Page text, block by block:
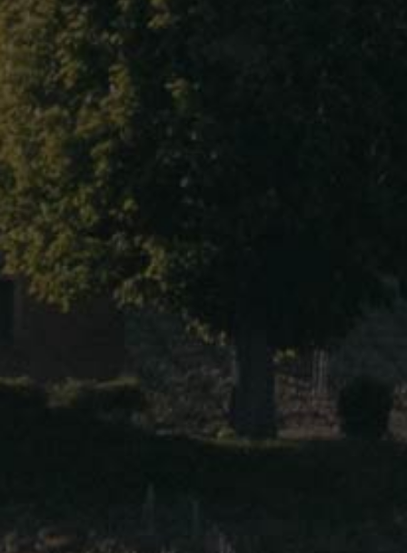
Language
Our Domains
BEAUFORT André
BRUN-SERVENAY
CHEURLIN-NOELLAT
FLEURY